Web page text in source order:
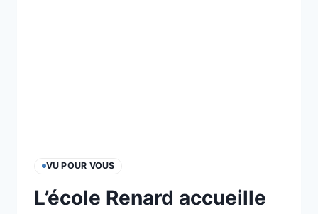
VU POUR VOUS
L’école Renard accueille